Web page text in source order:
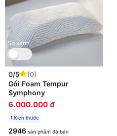
So sánh
0/5
(0)
Gối Foam Tempur
Symphony
6.000.000 đ
1 Kích thước
2946 sản phẩm đã bán